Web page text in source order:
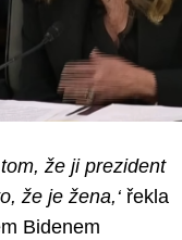
že ji prezident
že je žena,‘ řekla
Bidenem